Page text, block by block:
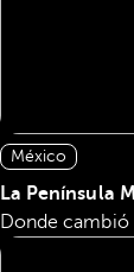
México
La Península
Donde